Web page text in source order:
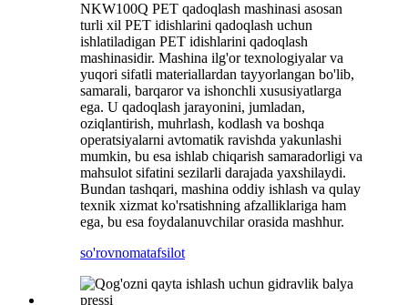
NKW100Q PET qadoqlash mashinasi asosan
turli xil PET idishlarini qadoqlash uchun
ishlatiladigan PET idishlarini qadoqlash
mashinasidir. Mashina ilg'or texnologiyalar va
yuqori sifatli materiallardan tayyorlangan bo'lib,
samarali, barqaror va ishonchli xususiyatlarga
ega. U qadoqlash jarayonini, jumladan,
oziqlantirish, muhrlash, kodlash va boshqa
operatsiyalarni avtomatik ravishda yakunlashi
mumkin, bu esa ishlab chiqarish samaradorligi va
mahsulot sifatini sezilarli darajada yaxshilaydi.
Bundan tashqari, mashina oddiy ishlash va qulay
texnik xizmat ko'rsatishning afzalliklariga ham
ega, bu esa foydalanuvchilar orasida mashhur.
so'rovnomatafsilot